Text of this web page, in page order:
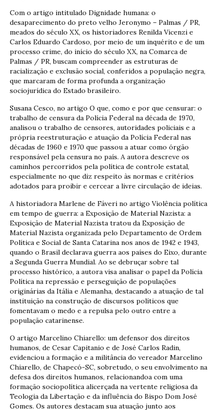
Com o artigo intitulado Dignidade humana: o
desaparecimento do preto velho Jeronymo – Palmas / PR,
meados do século XX, os historiadores Renilda Vicenzi e
Carlos Eduardo Cardoso, por meio de um inquérito e de um
processo crime, do início do século XX, na Comarca de
Palmas / PR, buscam compreender as estruturas de
racialização e exclusão social, conferidos a população negra,
que marcaram de forma profunda a organização
sociojurídica do Estado brasileiro.
Susana Cesco, no artigo O que, como e por que censurar: o
trabalho de censura da Polícia Federal na década de 1970,
analisou o trabalho de censores, autoridades policiais e a
própria reestruturação e atuação da Polícia Federal nas
décadas de 1960 e 1970 que passou a atuar como órgão
responsável pela censura no país. A autora descreve os
caminhos percorridos pela política de controle estatal,
especialmente no que diz respeito às normas e critérios
adotados para proibir e cercear a livre circulação de ideias.
A historiadora Marlene de Fáveri no artigo Violência política
em tempo de guerra: a Exposição de Material Nazista: a
Exposição de Material Nazista tratou da Exposição de
Material Nazista organizada pelo Departamento de Ordem
Política e Social de Santa Catarina nos anos de 1942 e 1943,
quando o Brasil declarava guerra aos países do Eixo, durante
a Segunda Guerra Mundial. Ao se debruçar sobre tal
processo histórico, a autora visa analisar o papel da Polícia
Política na repressão e perseguição de populações
originárias da Itália e Alemanha, destacando a atuação de tal
instituição na construção de discursos políticos que
fomentavam o medo e a repulsa pelo outro entre a
população catarinense.
O artigo Marcelino Chiarello: um defensor dos direitos
humanos, de Cesar Capitanio e de José Carlos Radin,
evidenciou a formação e a militância do vereador Marcelino
Chiarello, de Chapecó-SC, sobretudo, o seu envolvimento na
defesa dos direitos humanos, relacionandoa com uma
formação sociopolítica alicerçada na vertente religiosa da
Teologia da Libertação e da influência do Bispo Dom José
Gomes. Os autores destacam sua atuação junto aos